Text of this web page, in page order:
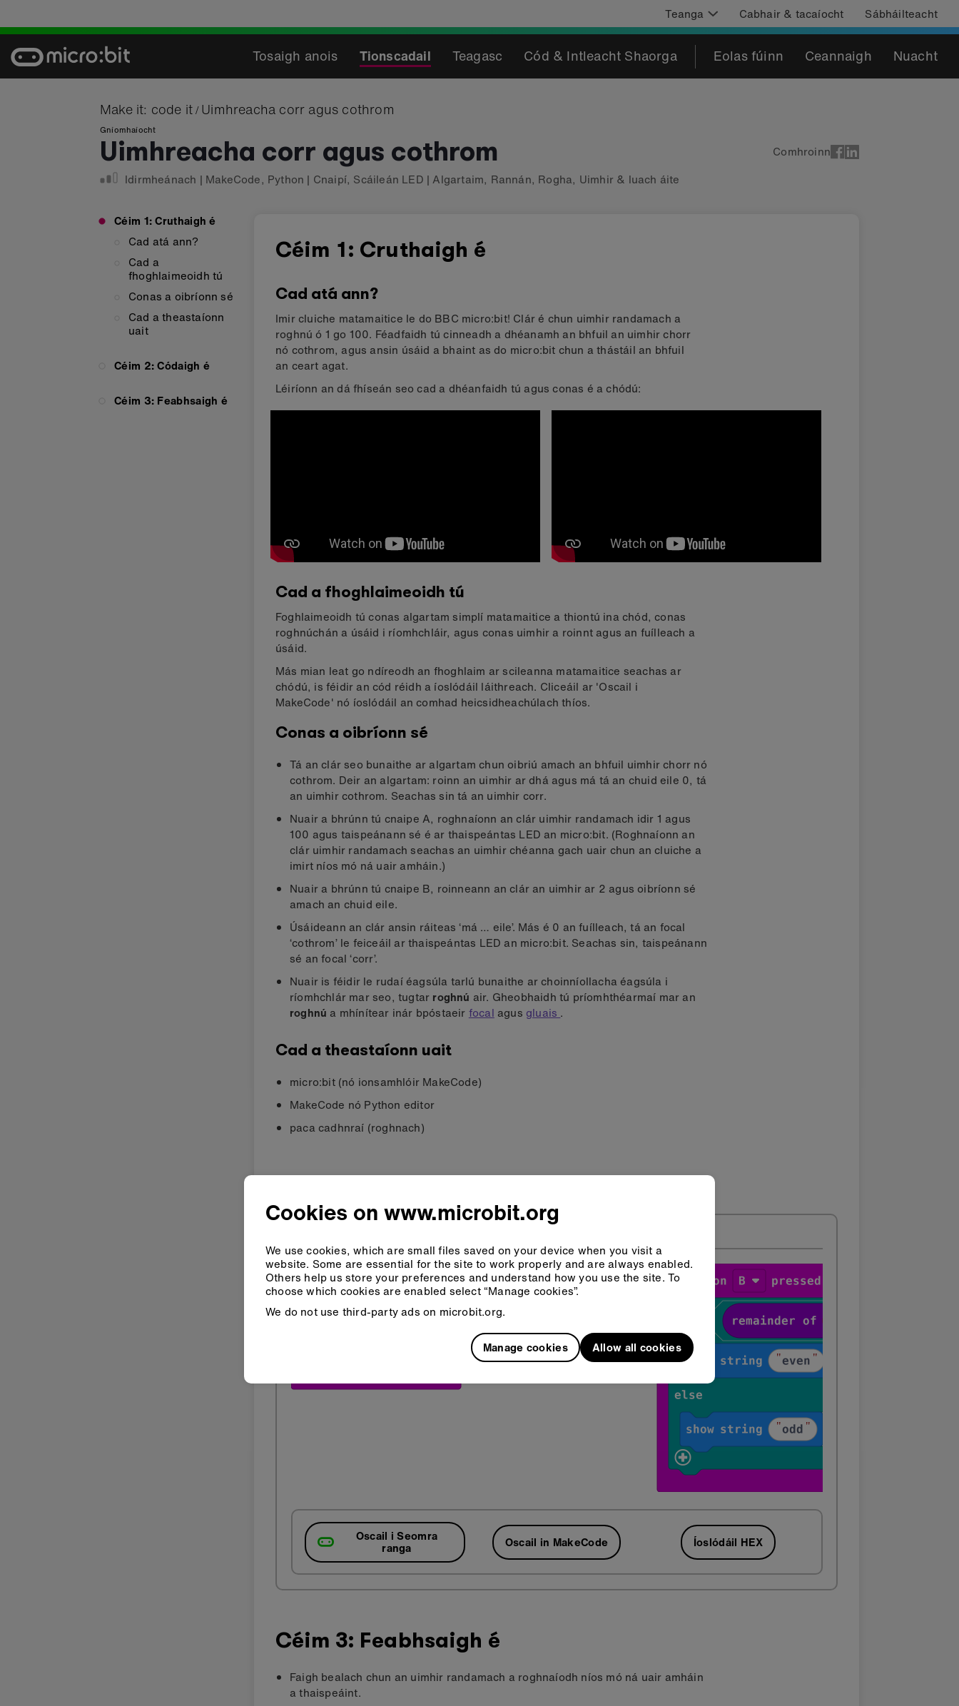
content
Teanga Cabhair & tacaíocht Sábháilteacht
Tosaigh anois Tionscadail Teagasc Cód & Intleacht Shaorga Eolas fúinn Ceannaigh Nuacht
Make it: code it / Uimhreacha corr agus cothrom
Gníomhaíocht
Uimhreacha corr agus cothrom
Comhroinn
Idirmheánach | MakeCode, Python | Cnaipí, Scáileán LED |Algartaim, Rannán, Rogha, Uimhir & luach áite
Céim 1: Cruthaigh é
Cad atá ann?
Cad a
fhoghlaimeoidh tú
Conas a oibríonn sé
Cad a theastaíonn
uait
Céim 2: Códaigh é
Céim 3: Feabhsaigh é
Céim 1: Cruthaigh é
Cad atá ann?
Imir cluiche matamaitice le do BBC micro:bit! Clár é chun uimhir randamach a
roghnú ó 1 go 100. Féadfaidh tú cinneadh a dhéanamh an bhfuil an uimhir chorr
nó cothrom, agus ansin úsáid a bhaint as do micro:bit chun a thástáil an bhfuil
an ceart agat.
Léiríonn an dá fhíseán seo cad a dhéanfaidh tú agus conas é a chódú:
Cad a fhoghlaimeoidh tú
Foghlaimeoidh tú conas algartam simplí matamaitice a thiontú ina chód, conas
roghnúchán a úsáid i ríomhchláir, agus conas uimhir a roinnt agus an fuílleach a
úsáid.
Más mian leat go ndíreodh an fhoghlaim ar scileanna matamaitice seachas ar
chódú, is féidir an cód réidh a íoslódáil láithreach. Cliceáil ar 'Oscail i
MakeCode' nó íoslódáil an comhad heicsidheachúlach thíos.
Conas a oibríonn sé
Tá an clár seo bunaithe ar algartam chun oibriú amach an bhfuil uimhir chorr nó
cothrom. Deir an algartam: roinn an uimhir ar dhá agus má tá an chuid eile 0, tá
an uimhir cothrom. Seachas sin tá an uimhir corr.
Nuair a bhrúnn tú cnaipe A, roghnaíonn an clár uimhir randamach idir 1 agus
100 agus taispeánann sé é ar thaispeántas LED an micro:bit. (Roghnaíonn an
clár uimhir randamach seachas an uimhir chéanna gach uair chun an cluiche a
imirt níos mó ná uair amháin.)
Nuair a bhrúnn tú cnaipe B, roinneann an clár an uimhir ar 2 agus oibríonn sé
amach an chuid eile.
Úsáideann an clár ansin ráiteas ‘má … eile’. Más é 0 an fuílleach, tá an focal
‘cothrom’ le feiceáil ar thaispeántas LED an micro:bit. Seachas sin, taispeánann
sé an focal ‘corr’.
Nuair is féidir le rudaí éagsúla tarlú bunaithe ar choinníollacha éagsúla i
ríomhchlár mar seo, tugtar roghnú air. Gheobhaidh tú príomhthéarmaí mar an
roghnú a mhínítear inár bpóstaeir focal agus gluais .
Cad a theastaíonn uait
micro:bit (nó ionsamhlóir MakeCode)
MakeCode nó Python editor
paca cadhnraí (roghnach)
Céim 2: Códaigh é
Oscail i Seomra
ranga Oscail in MakeCode Íoslódáil HEX
Céim 3: Feabhsaigh é
Faigh bealach chun an uimhir randamach a roghnaíodh níos mó ná uair amháin
a thaispeáint.
Cookies on www.microbit.org
We use cookies, which are small files saved on your device when you visit a
website. Some are essential for the site to work properly and are always enabled.
Others help us store your preferences and understand how you use the site. To
choose which cookies are enabled select “Manage cookies”.
We do not use third-party ads on microbit.org.
Manage cookies Allow all cookies